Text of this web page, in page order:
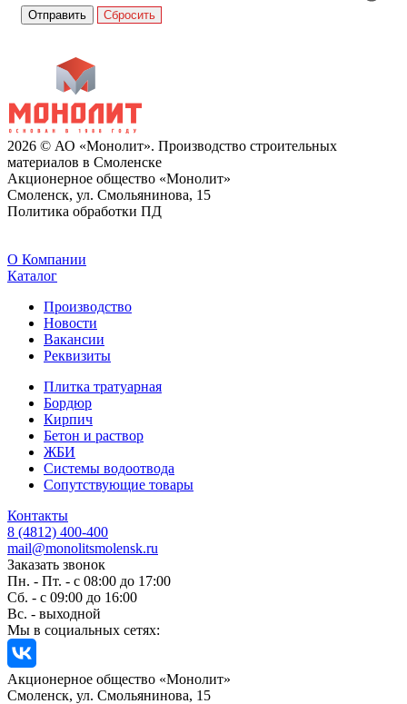
Сбросить
2026 © АО «Монолит». Производство строительных
материалов в Смоленске
Акционерное общество «Монолит»
Смоленск, ул. Смольянинова, 15
Политика обработки ПД
O Компании
Каталог
Производство
Новости
Вакансии
Реквизиты
Плитка тратуарная
Бордюр
Кирпич
Бетон и раствор
ЖБИ
Системы водоотвода
Сопутствующие товары
Контакты
8 (4812) 400-400
mail@monolitsmolensk.ru
Заказать звонок
Пн. - Пт. - с 08:00 до 17:00
Сб. - с 09:00 до 16:00
Вс. - выходной
Мы в социальных сетях:
Акционерное общество «Монолит»
Смоленск, ул. Смольянинова, 15